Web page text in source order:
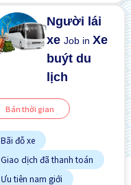
Người lái
xeJob in Xe
buýt du
lịch
Bán thời gian
Bãi đỗ xe
Giao dịch đã thanh toán
Ưu tiên nam giới